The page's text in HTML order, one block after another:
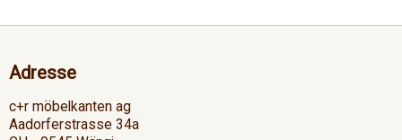
Adresse
c+r möbelkanten ag
Aadorferstrasse 34a